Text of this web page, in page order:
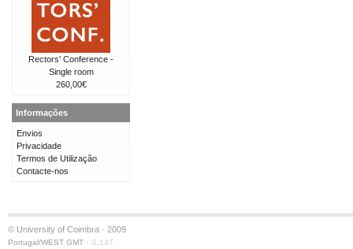
Rectors' Conference -
Single room
260,00€
Informações
Envios
Privacidade
Termos de Utilização
Contacte-nos
© University of Coimbra · 2009
Portugal/WEST GMT · S:147